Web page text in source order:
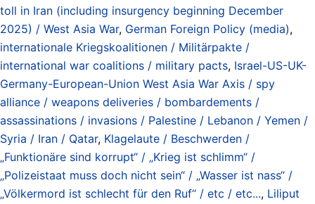
toll in Iran (including insurgency beginning December
2025) / West Asia War, German Foreign Policy (media),
internationale Kriegskoalitionen / Militärpakte /
international war coalitions / military pacts, Israel-US-UK-
Germany-European-Union West Asia War Axis / spy
alliance / weapons deliveries / bombardements /
assassinations / invasions / Palestine / Lebanon / Yemen /
Syria / Iran / Qatar, Klagelaute / Beschwerden /
„Funktionäre sind korrupt“ / „Krieg ist schlimm“ /
„Polizeistaat muss doch nicht sein“ / „Wasser ist nass“ /
„Völkermord ist schlecht für den Ruf“ / etc / etc..., Liliput